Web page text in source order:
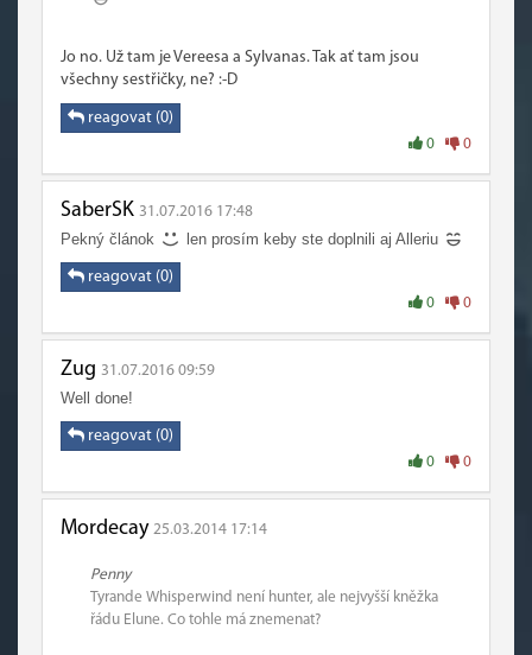
Jo no. Už tam je Vereesa a Sylvanas. Tak ať tam jsou
všechny sestřičky, ne? :-D
reagovat (0)
0 0
SaberSK 31.07.2016 17:48
Pekný článok len prosím keby ste doplnili aj Alleriu
reagovat (0)
0 0
Zug 31.07.2016 09:59
Well done!
reagovat (0)
0 0
Mordecay 25.03.2014 17:14
Penny
Tyrande Whisperwind není hunter, ale nejvyšší kněžka
řádu Elune. Co tohle má znemenat?